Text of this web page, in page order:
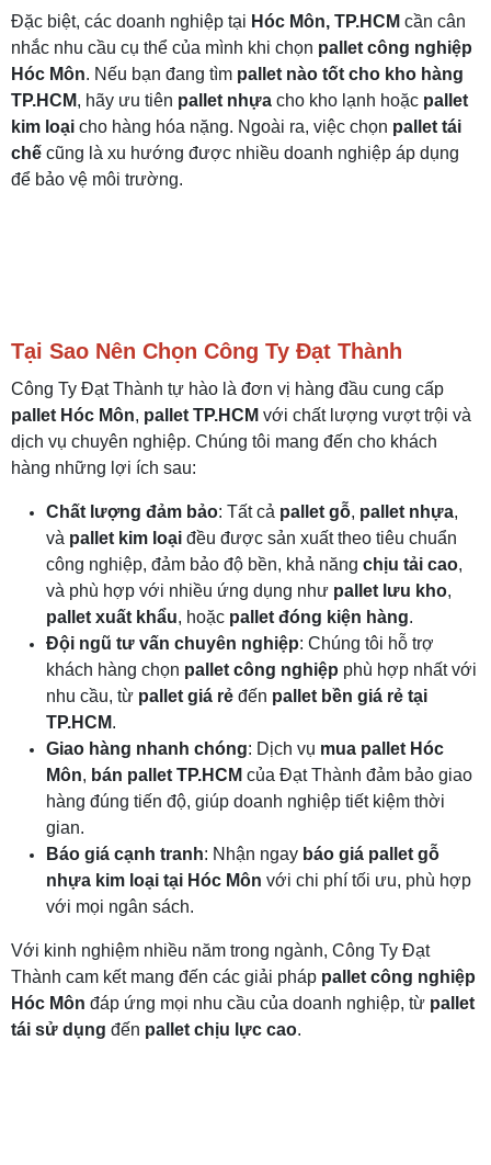
Đặc biệt, các doanh nghiệp tại Hóc Môn, TP.HCM cần cân
nhắc nhu cầu cụ thể của mình khi chọn pallet công nghiệp
Hóc Môn. Nếu bạn đang tìm pallet nào tốt cho kho hàng
TP.HCM, hãy ưu tiên pallet nhựa cho kho lạnh hoặc pallet
kim loại cho hàng hóa nặng. Ngoài ra, việc chọn pallet tái
chế cũng là xu hướng được nhiều doanh nghiệp áp dụng
để bảo vệ môi trường.
Tại Sao Nên Chọn Công Ty Đạt Thành
Công Ty Đạt Thành tự hào là đơn vị hàng đầu cung cấp
pallet Hóc Môn, pallet TP.HCM với chất lượng vượt trội và
dịch vụ chuyên nghiệp. Chúng tôi mang đến cho khách
hàng những lợi ích sau:
Chất lượng đảm bảo: Tất cả pallet gỗ, pallet nhựa,
và pallet kim loại đều được sản xuất theo tiêu chuẩn
công nghiệp, đảm bảo độ bền, khả năng chịu tải cao,
và phù hợp với nhiều ứng dụng như pallet lưu kho,
pallet xuất khẩu, hoặc pallet đóng kiện hàng.
Đội ngũ tư vấn chuyên nghiệp: Chúng tôi hỗ trợ
khách hàng chọn pallet công nghiệp phù hợp nhất với
nhu cầu, từ pallet giá rẻ đến pallet bền giá rẻ tại
TP.HCM.
Giao hàng nhanh chóng: Dịch vụ mua pallet Hóc
Môn, bán pallet TP.HCM của Đạt Thành đảm bảo giao
hàng đúng tiến độ, giúp doanh nghiệp tiết kiệm thời
gian.
Báo giá cạnh tranh: Nhận ngay báo giá pallet gỗ
nhựa kim loại tại Hóc Môn với chi phí tối ưu, phù hợp
với mọi ngân sách.
Với kinh nghiệm nhiều năm trong ngành, Công Ty Đạt
Thành cam kết mang đến các giải pháp pallet công nghiệp
Hóc Môn đáp ứng mọi nhu cầu của doanh nghiệp, từ pallet
tái sử dụng đến pallet chịu lực cao.